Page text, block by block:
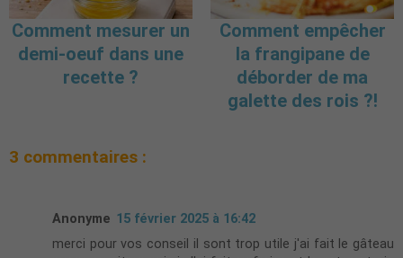
Comment mesurer un
demi-oeuf dans une
recette ?
Comment empêcher
la frangipane de
déborder de ma
galette des rois ?!
3 commentaires :
Anonyme 15 février 2025 à 16:42
merci pour vos conseil il sont trop utile j'ai fait le gâteau